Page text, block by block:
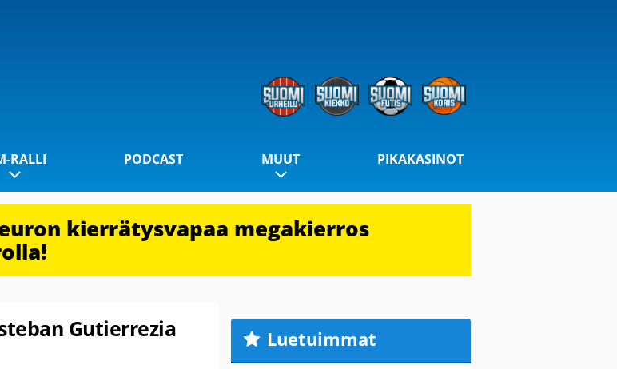
RALLI PODCAST MUUT PIKAKASINOT
kierrätysvapaa megakierros
Gutierrezia
Luetuimmat